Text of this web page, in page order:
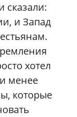
сказали:
и Запад
хотел
менее
которые